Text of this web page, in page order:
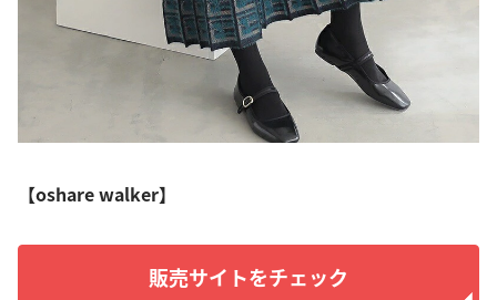
【oshare walker】
販売サイトをチェック